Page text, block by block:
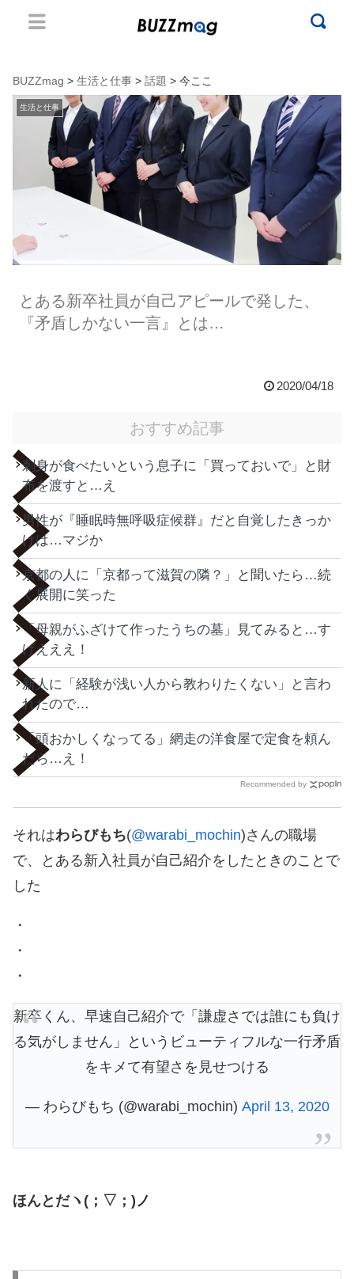
BUZZmag > 生活と仕事 > 話題 > 今ここ
生活と仕事
とある新卒社員が自己アピールで発した、
『矛盾しかない一言』とは…
2020/04/18
おすすめ記事
刺身が食べたいという息子に「買っておいで」と財
布を渡すと…え
男性が『睡眠時無呼吸症候群』だと自覚したきっか
けは…マジか
京都の人に「京都って滋賀の隣？」と聞いたら…続
く展開に笑った
「母親がふざけて作ったうちの墓」見てみると…す
げえええ！
新人に「経験が浅い人から教わりたくない」と言わ
れたので…
「頭おかしくなってる」網走の洋食屋で定食を頼ん
だら…え！
Recommended by
それはわらびもち(@warabi_mochin)さんの職場
で、とある新入社員が自己紹介をしたときのことで
した
・
・
・
新卒くん、早速自己紹介で「謙虚さでは誰にも負け
る気がしません」というビューティフルな一行矛盾
をキメて有望さを見せつける
— わらびもち (@warabi_mochin) April 13, 2020
ほんとだヽ(；▽；)ノ